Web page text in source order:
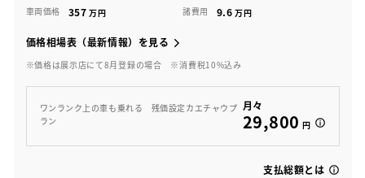
車両価格 357 諸費用 9.6
価格相場表（最新情報）を見る
※価格は展示店にて8月登録の場合 ※消費税10%込み
ワンランク上の車も乗れる 残価設定カエチャウプ
ラン
月々
29,800 円
支払総額とは